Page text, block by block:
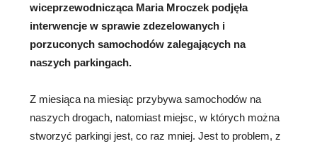
wiceprzewodnicząca Maria Mroczek podjęła
interwencje w sprawie zdezelowanych i
porzuconych samochodów zalegających na
naszych parkingach.
Z miesiąca na miesiąc przybywa samochodów na
naszych drogach, natomiast miejsc, w których można
stworzyć parkingi jest, co raz mniej. Jest to problem, z